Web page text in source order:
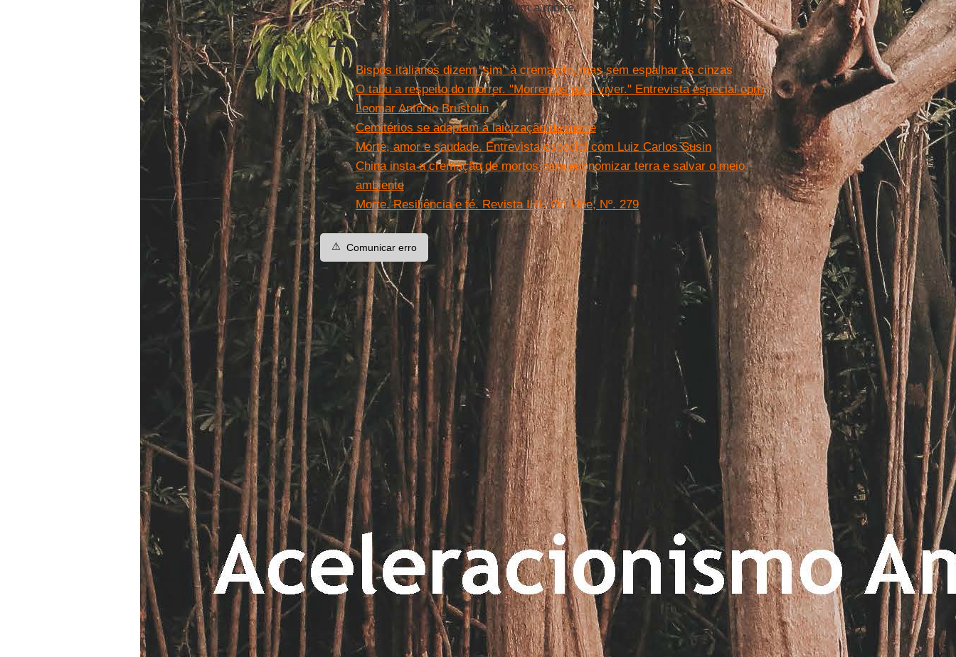
nossos contemporâneos mantêm com a morte.
Leia mais
Bispos italianos dizem ''sim'' à cremação, mas sem espalhar as cinzas
O tabu a respeito do morrer. "Morremos para viver." Entrevista especial com
Leomar Antônio Brustolin
Cemitérios se adaptam à laicização da morte
Morte, amor e saudade. Entrevista especial com Luiz Carlos Susin
China insta a cremação de mortos para economizar terra e salvar o meio
ambiente
Morte. Resiliência e fé. Revista IHU On-Line, Nº. 279
⚠️ Comunicar erro